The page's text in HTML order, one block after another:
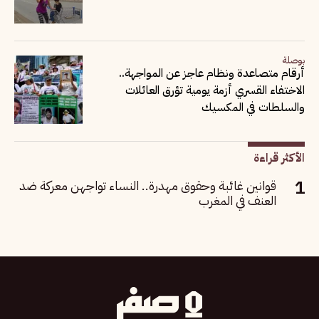
بوصلة
أرقام متصاعدة ونظام عاجز عن المواجهة..
الاختفاء القسري أزمة يومية تؤرق العائلات
والسلطات في المكسيك
الأكثر قراءة
قوانين غائبة وحقوق مهدرة.. النساء تواجهن معركة ضد
العنف في المغرب